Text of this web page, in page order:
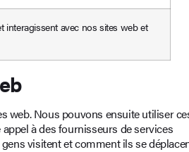
avec nos sites web et
web. Nous pouvons ensuite utiliser
à des fournisseurs de services
visitent et comment ils se